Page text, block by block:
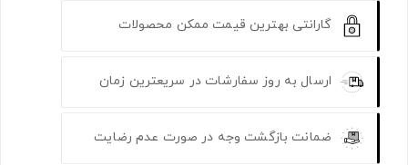
گارانتی بهترین قیمت ممکن محصولات
ارسال به روز سفارشات در سریعترین زمان
ضمانت بازگشت وجه در صورت عدم رضایت